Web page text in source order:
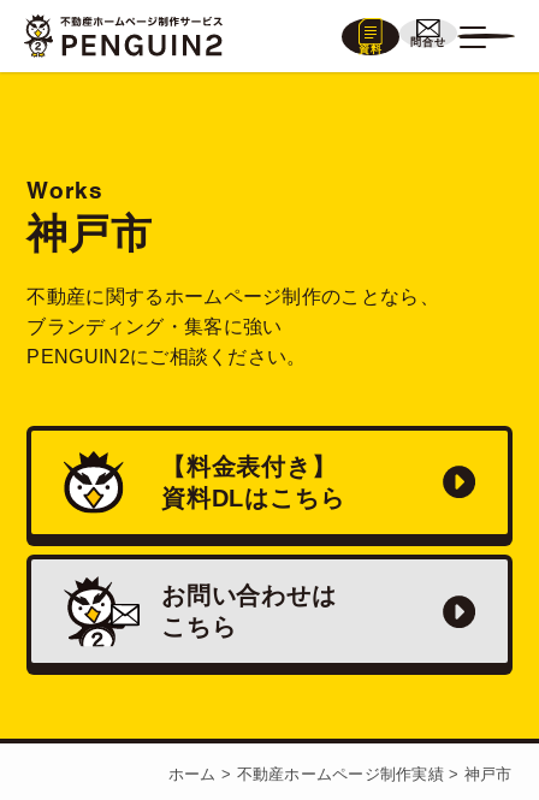
資料
問合せ
Works
神戸市
不動産に関するホームページ制作のことなら、
ブランディング・集客に強い
PENGUIN2にご相談ください。
【料金表付き】
資料DLはこちら
お問い合わせは
こちら
ホーム > 不動産ホームページ制作実績 > 神戸市